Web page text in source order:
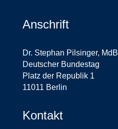
Anschrift
Dr. Stephan Pilsinger, MdB
Deutscher Bundestag
Platz der Republik 1
11011 Berlin
Kontakt